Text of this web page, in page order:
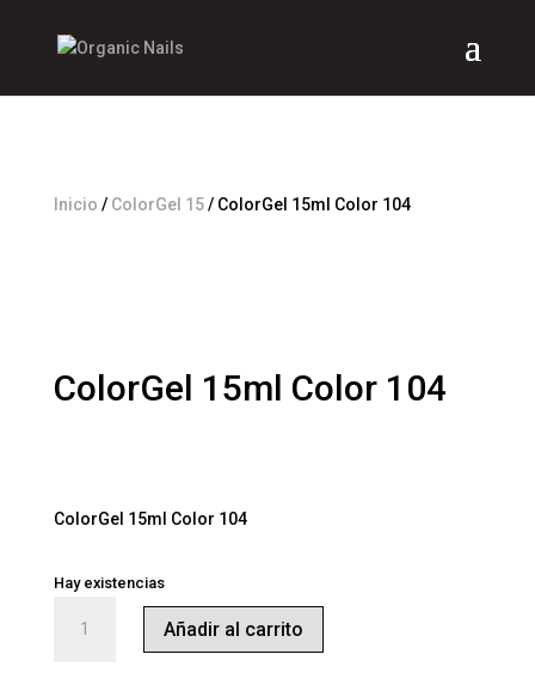
Inicio / ColorGel 15/ ColorGel 15ml Color 104
ColorGel 15ml Color 104
ColorGel 15ml Color 104
Hay existencias
15ml
Añadir al carrito